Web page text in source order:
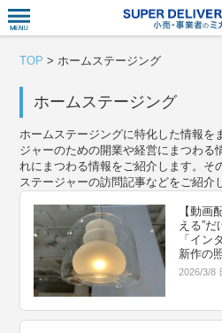
TOP >ホームステージング
ホームステージング
ホームステージングに特化した情報を
ジャーのための開業や経営にまつわる
れにまつわる情報をご紹介します。そ
ステージャーの訪問記事などをご紹介
【動画
える”
「イン
新作の
2026/3/8